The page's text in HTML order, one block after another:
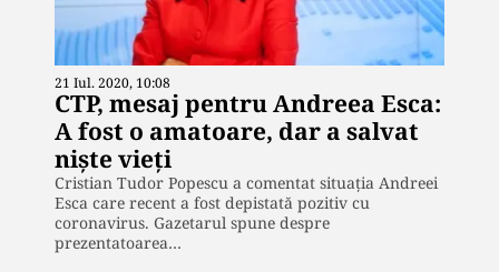
21 Iul. 2020, 10:08
CTP, mesaj pentru Andreea Esca:
A fost o amatoare, dar a salvat
niște vieți
Cristian Tudor Popescu a comentat situația Andreei
Esca care recent a fost depistată pozitiv cu
coronavirus. Gazetarul spune despre
prezentatoarea…